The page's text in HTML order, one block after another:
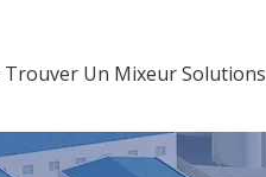
Trouver Un MixeurSolutions